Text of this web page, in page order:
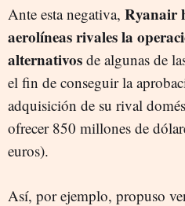
Ante esta negativa, Ryanair
aerolíneas rivales la
alternativos de algunas de
el fin de conseguir la
adquisición de su rival
ofrecer 850 millones de
euros).
Así, por ejemplo, propuso